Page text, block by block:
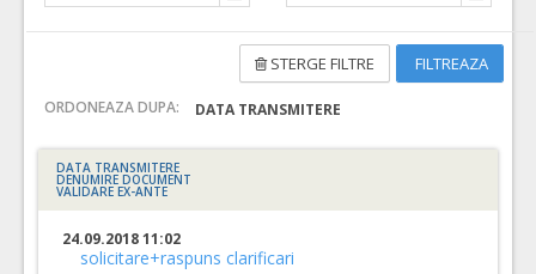
FILTREAZA
STERGE FILTRE
ORDONEAZA DUPA: DATA TRANSMITERE
DATA TRANSMITERE
DENUMIRE DOCUMENT
VALIDARE EX-ANTE
24.09.2018 11:02
solicitare+raspuns clarificari